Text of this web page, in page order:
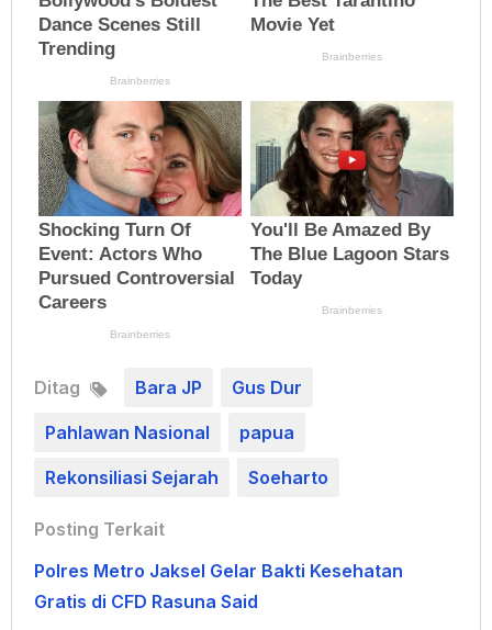
Ditag Bara JP Gus Dur
Pahlawan Nasional papua
Rekonsiliasi Sejarah Soeharto
Posting Terkait
Polres Metro Jaksel Gelar Bakti Kesehatan
Gratis di CFD Rasuna Said